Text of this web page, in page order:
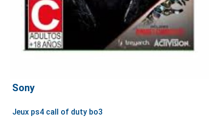
Sony
Jeux ps4 call of duty bo3